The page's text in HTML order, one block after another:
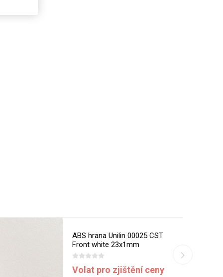
ABS hrana Unilin 00025 CST
Front white 23x1mm
Volat pro zjištění ceny